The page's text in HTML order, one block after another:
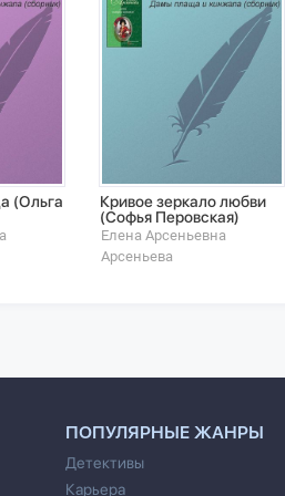
(Ольга
Кривое зеркало любви
(Софья Перовская)
Елена Арсеньевна
Арсеньева
ПОПУЛЯРНЫЕ ЖАНРЫ
Детективы
Карьера